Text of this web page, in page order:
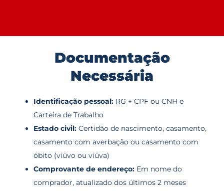
Documentação
Necessária
Identificação pessoal: RG + CPF ou CNH e
Carteira de Trabalho
Estado civil: Certidão de nascimento, casamento,
casamento com averbação ou casamento com
óbito (viúvo ou viúva)
Comprovante de endereço: Em nome do
comprador, atualizado dos últimos 2 meses